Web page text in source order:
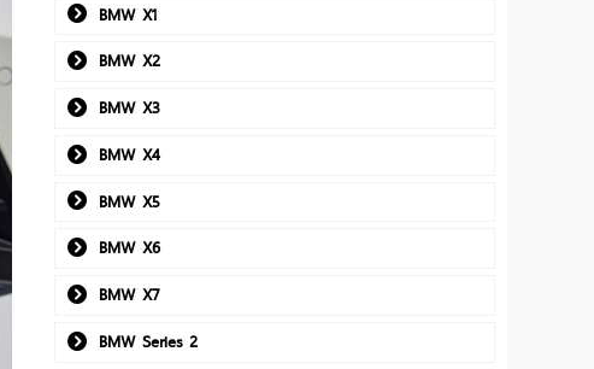
BMW X1
BMW X2
BMW X3
BMW X4
BMW X5
BMW X6
BMW X7
BMW Series 2